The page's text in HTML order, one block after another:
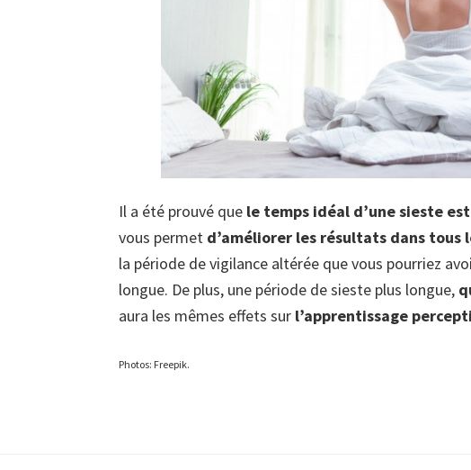
Il a été prouvé que le temps idéal d’une sieste
vous permet d’améliorer les résultats dans tous
la période de vigilance altérée que vous pourriez
longue. De plus, une période de sieste plus longue,
aura les mêmes effets sur l’apprentissage percepti
Photos: Freepik.